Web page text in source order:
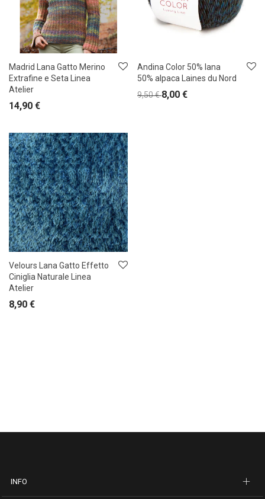
Madrid Lana Gatto Merino
Extrafine e Seta Linea
Atelier
14,90 €
Andina Color 50% lana
50% alpaca Laines du Nord
9,50€ 8,00 €
Velours Lana Gatto Effetto
Ciniglia Naturale Linea
Atelier
8,90 €
INFO